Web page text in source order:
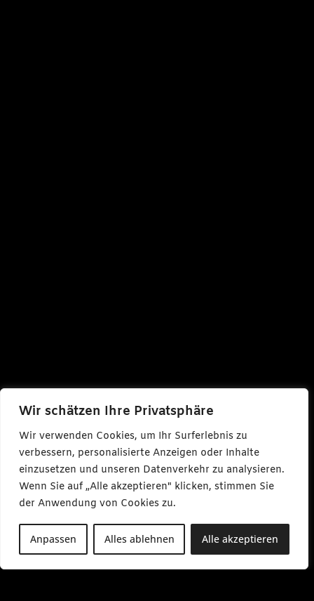
Wir schätzen Ihre Privatsphäre
Wir verwenden Cookies, um Ihr Surferlebnis zu
verbessern, personalisierte Anzeigen oder Inhalte
einzusetzen und unseren Datenverkehr zu analysieren.
Wenn Sie auf „Alle akzeptieren" klicken, stimmen Sie
der Anwendung von Cookies zu.
Anpassen Alles ablehnen Alle akzeptieren